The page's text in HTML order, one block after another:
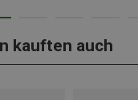
kauften auch